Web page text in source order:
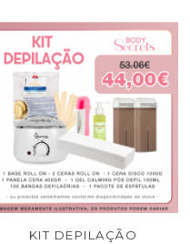
KIT DEPILAÇÃO